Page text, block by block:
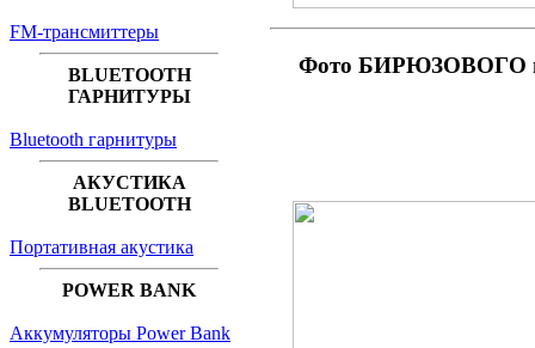
FM-трансмиттеры
BLUETOOTH
ГАРНИТУРЫ
Bluetooth гарнитуры
АКУСТИКА
BLUETOOTH
Портативная акустика
POWER BANK
Аккумуляторы Power Bank
Фото БИРЮЗОВОГО